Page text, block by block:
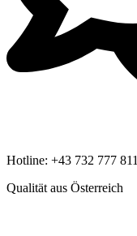
Hotline: +43 732 777 811
Qualität aus Österreich